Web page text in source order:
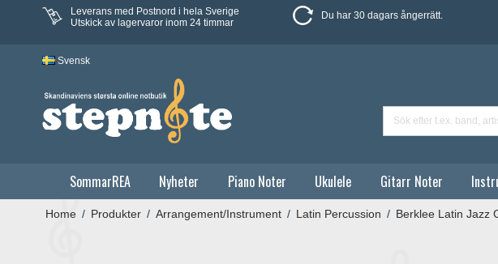
Leverans med Postnord i hela Sverige
Utskick av lagervaror inom 24 timmar
Du har 30 dagars ångerrätt.
Svensk
SommarREA Nyheter Piano Noter Ukulele Gitarr Noter
Home / Produkter / Arrangement/Instrument / Latin Percussion / Berklee Latin Jazz